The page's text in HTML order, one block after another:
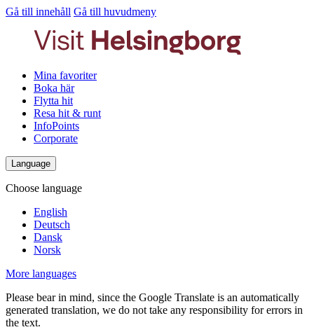
Gå till innehåll Gå till huvudmeny
Mina favoriter
Boka här
Flytta hit
Resa hit & runt
InfoPoints
Corporate
Language
Choose language
English
Deutsch
Dansk
Norsk
More languages
Please bear in mind, since the Google Translate is an automatically
generated translation, we do not take any responsibility for errors in
the text.